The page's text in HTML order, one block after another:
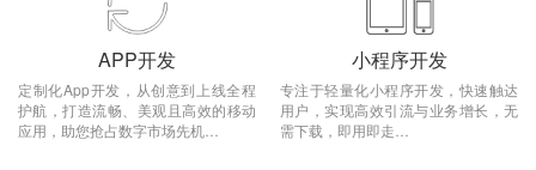
APP开发
定制化App开发，从创意到上线全程
护航，打造流畅、美观且高效的移动
应用，助您抢占数字市场先机…
小程序开发
专注于轻量化小程序开发，快速触达
用户，实现高效引流与业务增长，无
需下载，即用即走…